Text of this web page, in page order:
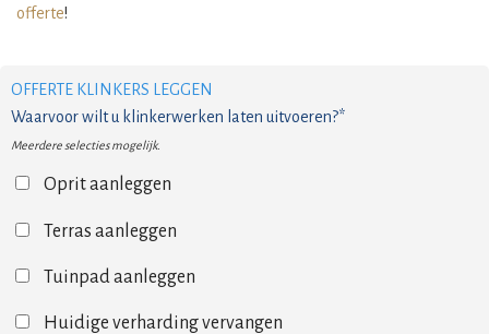
offerte!
OFFERTE KLINKERS LEGGEN
Waarvoor wilt u klinkerwerken laten uitvoeren?*
Meerdere selecties mogelijk.
Oprit aanleggen
Terras aanleggen
Tuinpad aanleggen
Huidige verharding vervangen